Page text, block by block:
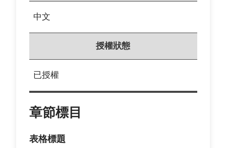
中文
授權狀態
已授權
章節標目
表格標題